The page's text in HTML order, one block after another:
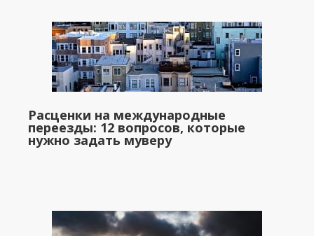
Расценки на международные
переезды: 12 вопросов, которые
нужно задать муверу